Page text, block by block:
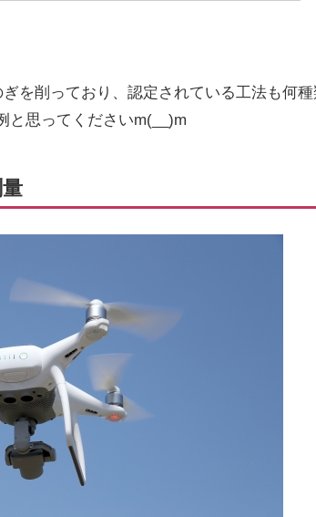
を削っており、認定されている工法も何
と思ってくださいm(__)m